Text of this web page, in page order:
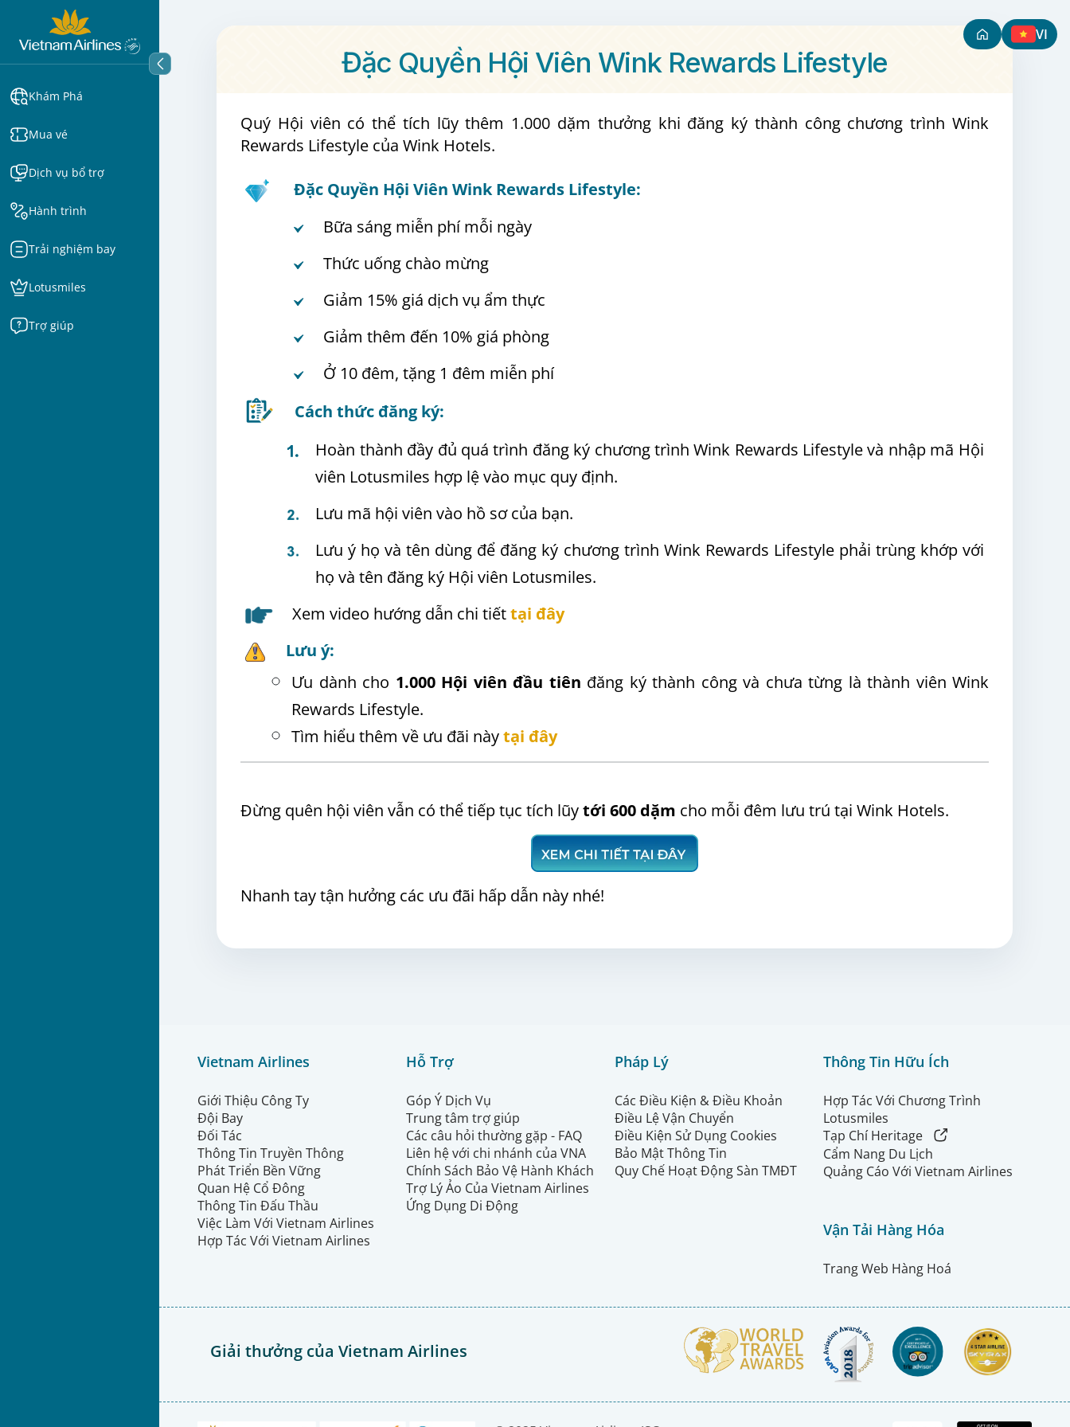
Khám Phá
Mua vé
Dịch vụ bổ trợ
Hành trình
Trải nghiệm bay
Lotusmiles
Trợ giúp
VI
Đặc Quyền Hội Viên Wink Rewards Lifestyle
Quý Hội viên có thể tích lũy thêm 1.000 dặm thưởng khi đăng ký thành công chương trình Wink
Rewards Lifestyle của Wink Hotels.
Đặc Quyền Hội Viên Wink Rewards Lifestyle:
Bữa sáng miễn phí mỗi ngày
Thức uống chào mừng
Giảm 15% giá dịch vụ ẩm thực
Giảm thêm đến 10% giá phòng
Ở 10 đêm, tặng 1 đêm miễn phí
Cách thức đăng ký:
Hoàn thành đầy đủ quá trình đăng ký chương trình Wink Rewards Lifestyle và nhập mã Hội
viên Lotusmiles hợp lệ vào mục quy định.
Lưu mã hội viên vào hồ sơ của bạn.
Lưu ý họ và tên dùng để đăng ký chương trình Wink Rewards Lifestyle phải trùng khớp với
họ và tên đăng ký Hội viên Lotusmiles.
Xem video hướng dẫn chi tiếttại đây
Lưu ý:
Ưu dành cho 1.000 Hội viên đầu tiên đăng ký thành công và chưa từng là thành viên Wink
Rewards Lifestyle.
Tìm hiểu thêm về ưu đãi nàytại đây
Đừng quên hội viên vẫn có thể tiếp tục tích lũytới 600 dặm cho mỗi đêm lưu trú tại Wink Hotels.
Nhanh tay tận hưởng các ưu đãi hấp dẫn này nhé!
Vietnam Airlines
Giới Thiệu Công Ty
Đội Bay
Đối Tác
Thông Tin Truyền Thông
Phát Triển Bền Vững
Quan Hệ Cổ Đông
Thông Tin Đấu Thầu
Việc Làm Với Vietnam Airlines
Hợp Tác Với Vietnam Airlines
Hỗ Trợ
Góp Ý Dịch Vụ
Trung tâm trợ giúp
Các câu hỏi thường gặp - FAQ
Liên hệ với chi nhánh của VNA
Chính Sách Bảo Vệ Hành Khách
Trợ Lý Ảo Của Vietnam Airlines
Ứng Dụng Di Động
Pháp Lý
Các Điều Kiện & Điều Khoản
Điều Lệ Vận Chuyển
Điều Kiện Sử Dụng Cookies
Bảo Mật Thông Tin
Quy Chế Hoạt Động Sàn TMĐT
Thông Tin Hữu Ích
Hợp Tác Với Chương Trình
Lotusmiles
Tạp Chí Heritage
Cẩm Nang Du Lịch
Quảng Cáo Với Vietnam Airlines
Vận Tải Hàng Hóa
Trang Web Hàng Hoá
Giải thưởng của Vietnam Airlines